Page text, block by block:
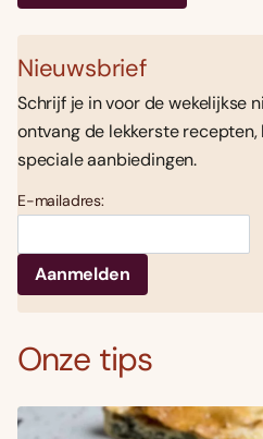
Nieuwsbrief
Schrijf je in voor de wekelijkse
ontvang de lekkerste
speciale aanbiedingen.
E-mailadres:
Onze tips